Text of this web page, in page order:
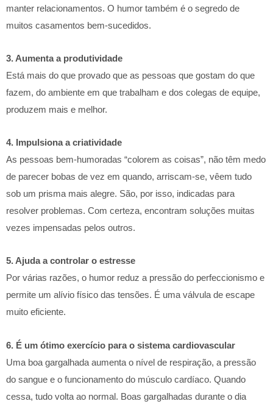
manter relacionamentos. O humor também é o segredo de
muitos casamentos bem-sucedidos.
3. Aumenta a produtividade
Está mais do que provado que as pessoas que gostam do que
fazem, do ambiente em que trabalham e dos colegas de equipe,
produzem mais e melhor.
4. Impulsiona a criatividade
As pessoas bem-humoradas “colorem as coisas”, não têm medo
de parecer bobas de vez em quando, arriscam-se, vêem tudo
sob um prisma mais alegre. São, por isso, indicadas para
resolver problemas. Com certeza, encontram soluções muitas
vezes impensadas pelos outros.
5. Ajuda a controlar o estresse
Por várias razões, o humor reduz a pressão do perfeccionismo e
permite um alívio físico das tensões. É uma válvula de escape
muito eficiente.
6. É um ótimo exercício para o sistema cardiovascular
Uma boa gargalhada aumenta o nível de respiração, a pressão
do sangue e o funcionamento do músculo cardíaco. Quando
cessa, tudo volta ao normal. Boas gargalhadas durante o dia